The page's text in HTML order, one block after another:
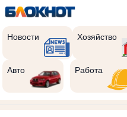
Новости Хозяйство
Авто Работа